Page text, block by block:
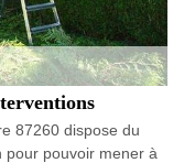
87260 dispose du
pour pouvoir mener à